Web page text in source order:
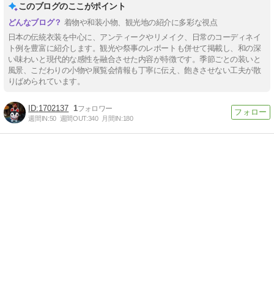
このブログのここがポイント
着物や和装小物、観光地の紹介に多彩な視点
日本の伝統衣装を中心に、アンティークやリメイク、日常のコーディネイ
ト例を豊富に紹介します。観光や祭事のレポートも併せて掲載し、和の深
い味わいと現代的な感性を融合させた内容が特徴です。季節ごとの装いと
風景、こだわりの小物や展覧会情報も丁寧に伝え、飽きさせない工夫が散
りばめられています。
1702137 1
週間IN:50 週間OUT:340 月間IN:180